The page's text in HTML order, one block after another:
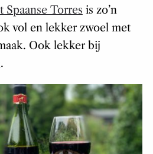
Spaanse Torres is zo’n
vol en lekker zwoel met
Ook lekker bij
.